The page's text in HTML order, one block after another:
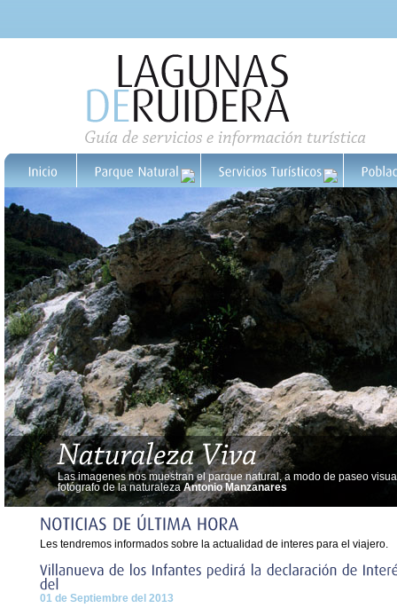
Las imagenes nos muestran el parque natural, a modo de paseo
fotógrafo de la naturalezaAntonio Manzanares
Les tendremos informados sobre la actualidad de interes para el viajero.
01 de Septiembre del 2013